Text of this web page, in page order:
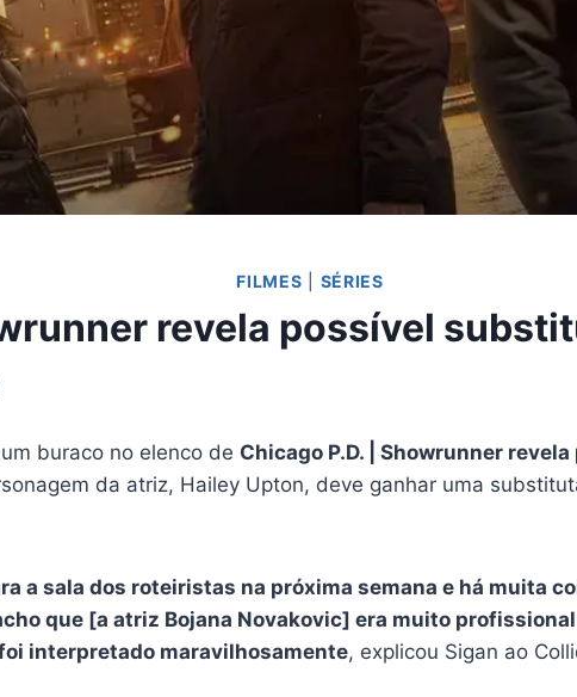
FILMES SÉRIES
revela possível
buraco no elenco de Chicago P.D. | Showrunner
da atriz, Hailey Upton, deve ganhar uma
a sala dos roteiristas na próxima semana e há muita
que [a atriz Bojana Novakovic] era muito
interpretado maravilhosamente, explicou Sigan ao